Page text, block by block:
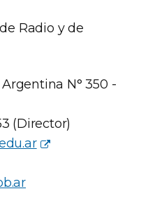
Radio y de
N° 350 -
(Director)